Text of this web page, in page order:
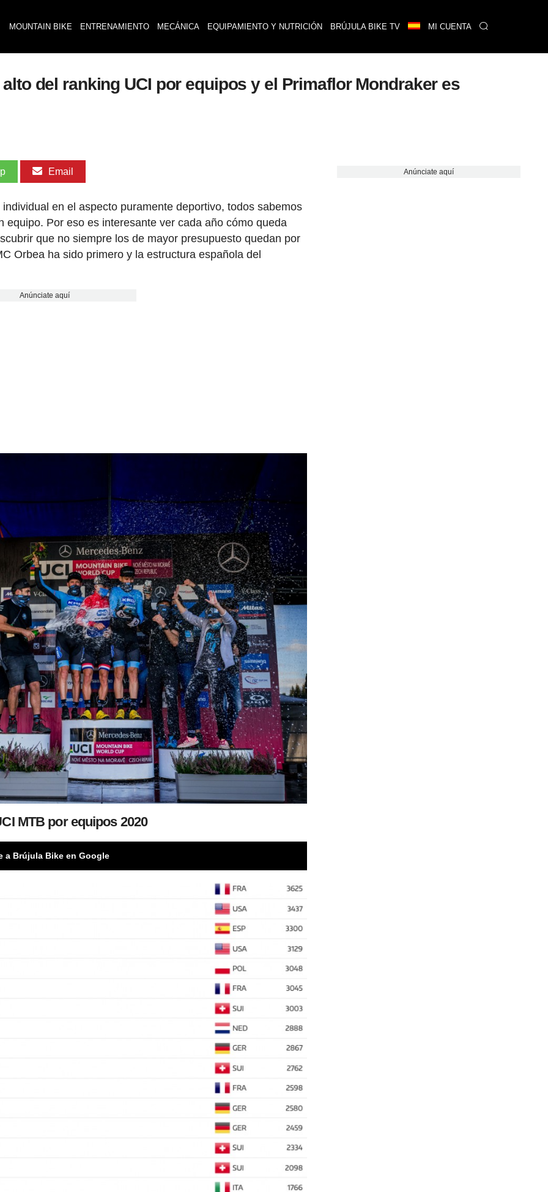
MOUNTAIN BIKE ENTRENAMIENTO MECÁNICA EQUIPAMIENTO Y NUTRICIÓN BRÚJULA BIKE TV MI CUENTA
del ranking UCI por equipos y el Primaflor Mondraker es
Email
en el aspecto puramente deportivo, todos sabemos
Por eso es interesante ver cada año cómo queda
que no siempre los de mayor presupuesto quedan por
Orbea ha sido primero y la estructura española del
Anúnciate aquí
MTB por equipos 2020
a Brújula Bike en Google
Anúnciate aquí